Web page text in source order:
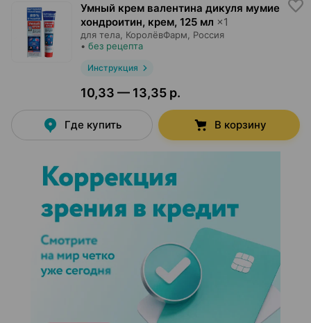
Умный крем валентина дикуля мумие
хондроитин, крем, 125 мл ×1
для тела, КоролёвФарм , Россия
• без рецепта
Инструкция
10,33 — 13,35 р.
Где купить В корзину